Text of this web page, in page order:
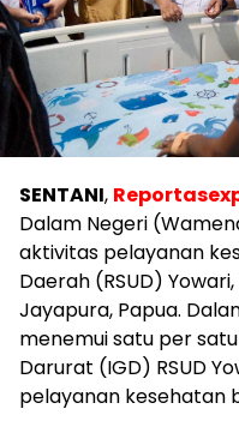
SENTANI,
Dalam Negeri
aktivitas pelayanan
Daerah (RSUD)
Jayapura, Papua.
menemui satu per
Darurat (IGD) RSUD
pelayanan kesehatan